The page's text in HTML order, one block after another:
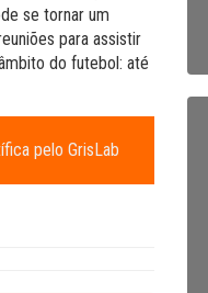
se tornar um
para assistir
do futebol: até
pelo GrisLab